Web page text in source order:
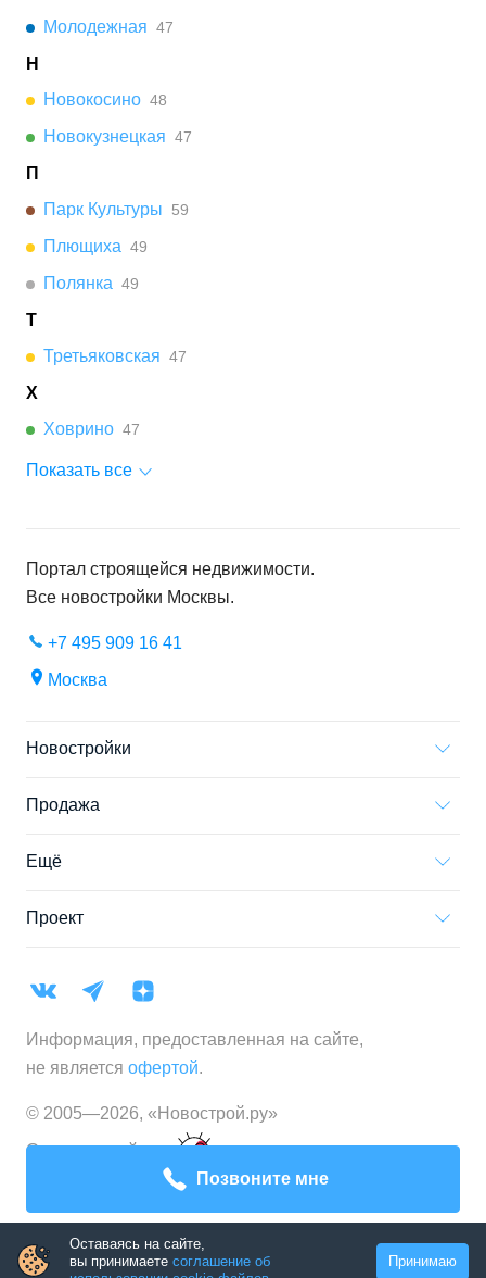
Позвоните мне
Молодежная 47
Н
Новокосино 48
Новокузнецкая 47
П
Парк Культуры
59
Плющиха 49
Полянка 49
Т
Третьяковская 47
Х
Ховрино 47
Показать все
Портал строящейся недвижимости.
Все новостройки Москвы.
+7 495 909 16 41
Москва
Новостройки
Продажа
Ещё
Проект
Информация, предоставленная на сайте,
не является офертой.
© 2005—2026, «Новострой.ру»
Создание сайта
Оставаясь на сайте,
вы принимаете соглашение об
Принимаю